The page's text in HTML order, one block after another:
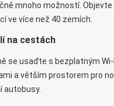
mnoho možností. Objevte
ve více než 40 zemích.
na cestách
se usaďte s bezplatným
a větším prostorem pro
autobusy.